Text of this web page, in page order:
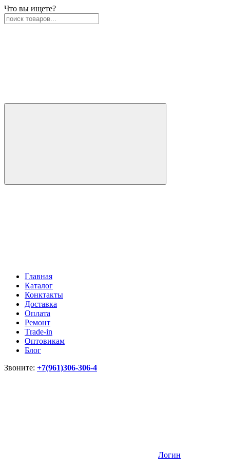
Что вы ищете?
Главная
Каталог
Конктакты
Доставка
Оплата
Ремонт
Тrade-in
Оптовикам
Блог
Звоните: +7(961)306-306-4
Логин